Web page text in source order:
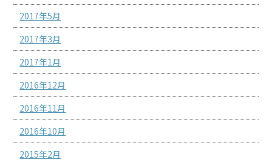
2017年5月
2017年3月
2017年1月
2016年12月
2016年11月
2016年10月
2015年2月